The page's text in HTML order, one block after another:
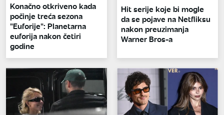
Konačno otkriveno kada
počinje treća sezona
"Euforije": Planetarna
euforija nakon četiri
godine
Hit serije koje bi mogle
da se pojave na Netfliksu
nakon preuzimanja
Warner Bros-a